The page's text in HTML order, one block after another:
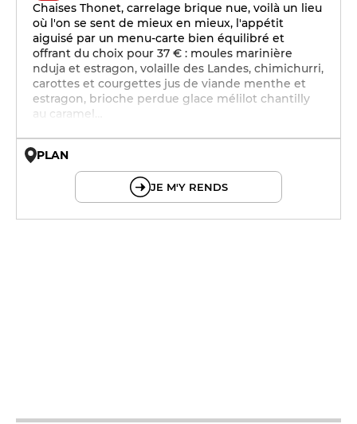
Chaises Thonet, carrelage brique nue, voilà un lieu
où l'on se sent de mieux en mieux, l'appétit
aiguisé par un menu-carte bien équilibré et
offrant du choix pour 37 € : moules marinière
nduja et estragon, volaille des Landes, chimichurri,
carottes et courgettes jus de viande menthe et
estragon, brioche perdue glace mélilot chantilly
au caramel…
PLAN
JE M'Y RENDS